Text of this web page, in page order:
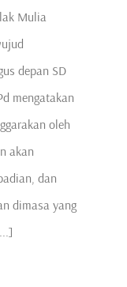
Mulia
depan SD
mengatakan
oleh
akan
dan
dimasa yang